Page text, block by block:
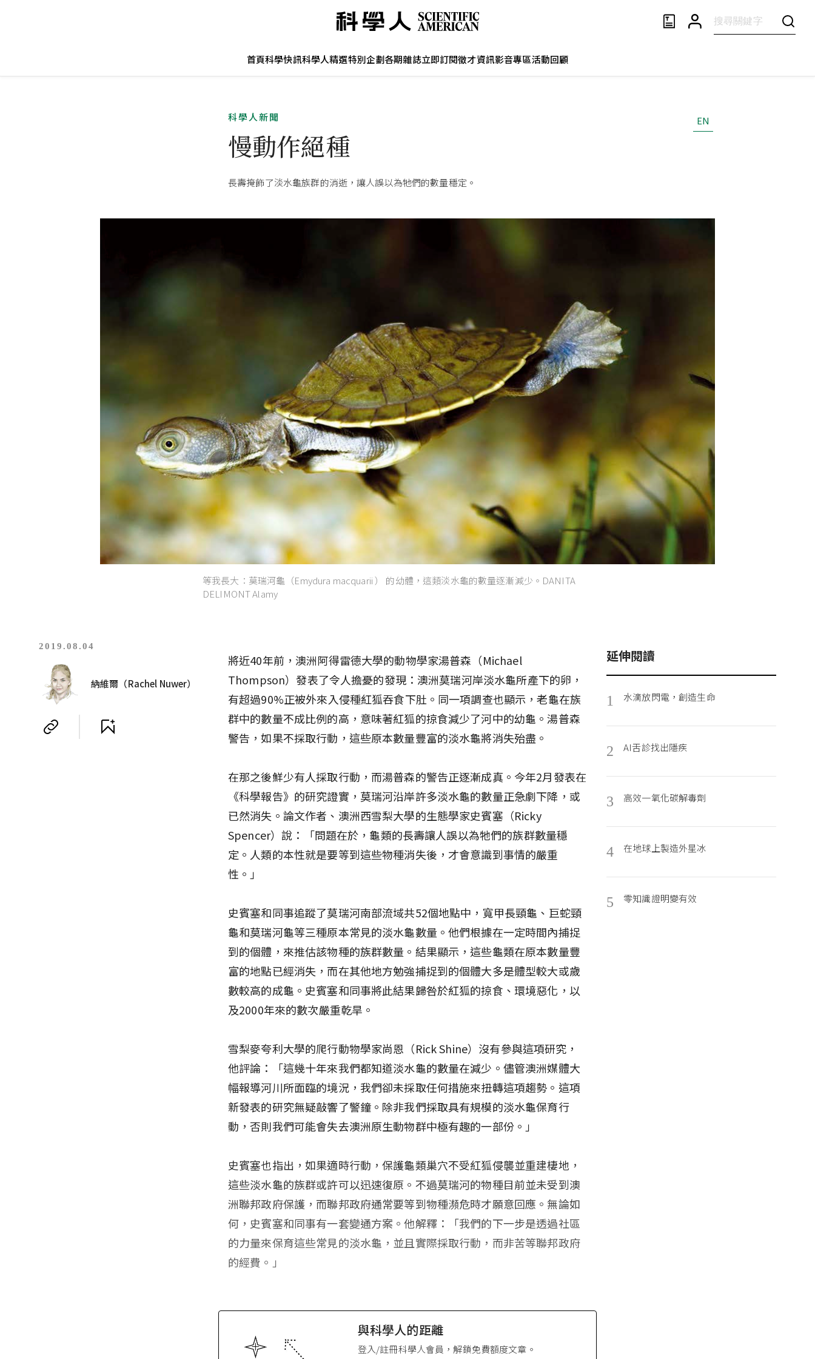
首頁科學快訊科學人精選特別企劃各期雜誌立即訂閱徵才資訊影音專區活動回顧
科學人新聞
慢動作絕種
長壽掩飾了淡水龜族群的消逝，讓人誤以為牠們的數量穩定。
EN
等我長大：莫瑞河龜（Emydura macquarii ） 的幼體，這類淡水龜的數量逐漸減少。DANITA
DELIMONT Alamy
2019.08.04
納維爾（Rachel Nuwer）
將近40年前，澳洲阿得雷德大學的動物學家湯普森（Michael
Thompson）發表了令人擔憂的發現：澳洲莫瑞河岸淡水龜所產下的卵，
有超過90%正被外來入侵種紅狐吞食下肚。同一項調查也顯示，老龜在族
群中的數量不成比例的高，意味著紅狐的掠食減少了河中的幼龜。湯普森
警告，如果不採取行動，這些原本數量豐富的淡水龜將消失殆盡。
在那之後鮮少有人採取行動，而湯普森的警告正逐漸成真。今年2月發表在
《科學報告》的研究證實，莫瑞河沿岸許多淡水龜的數量正急劇下降，或
已然消失。論文作者、澳洲西雪梨大學的生態學家史賓塞（Ricky
Spencer）說：「問題在於，龜類的長壽讓人誤以為牠們的族群數量穩
定。人類的本性就是要等到這些物種消失後，才會意識到事情的嚴重
性。」
史賓塞和同事追蹤了莫瑞河南部流域共52個地點中，寬甲長頸龜、巨蛇頸
龜和莫瑞河龜等三種原本常見的淡水龜數量。他們根據在一定時間內捕捉
到的個體，來推估該物種的族群數量。結果顯示，這些龜類在原本數量豐
富的地點已經消失，而在其他地方勉強捕捉到的個體大多是體型較大或歲
數較高的成龜。史賓塞和同事將此結果歸咎於紅狐的掠食、環境惡化，以
及2000年來的數次嚴重乾旱。
雪梨麥夸利大學的爬行動物學家尚恩（Rick Shine）沒有參與這項研究，
他評論：「這幾十年來我們都知道淡水龜的數量在減少。儘管澳洲媒體大
幅報導河川所面臨的境況，我們卻未採取任何措施來扭轉這項趨勢。這項
新發表的研究無疑敲響了警鐘。除非我們採取具有規模的淡水龜保育行
動，否則我們可能會失去澳洲原生動物群中極有趣的一部份。」
史賓塞也指出，如果適時行動，保護龜類巢穴不受紅狐侵襲並重建棲地，
這些淡水龜的族群或許可以迅速復原。不過莫瑞河的物種目前並未受到澳
洲聯邦政府保護，而聯邦政府通常要等到物種瀕危時才願意回應。無論如
何，史賓塞和同事有一套變通方案。他解釋：「我們的下一步是透過社區
的力量來保育這些常見的淡水龜，並且實際採取行動，而非苦等聯邦政府
的經費。」
延伸閱讀
1 水滴放閃電，創造生命
2 AI舌診找出隱疾
3 高效一氧化碳解毒劑
4 在地球上製造外星冰
5 零知識證明變有效
與科學人的距離
登入/註冊科學人會員，解鎖免費額度文章。